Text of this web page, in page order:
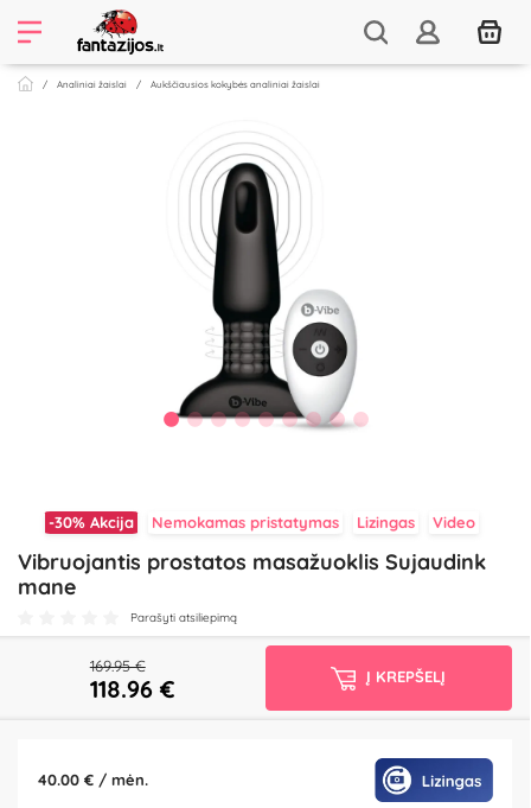
Analiniai žaislai Aukščiausios kokybės analiniai žaislai
-30% Akcija Nemokamas pristatymas Lizingas Video
Vibruojantis prostatos masažuoklis Sujaudink
mane
Parašyti atsiliepimą
169.95 €
118.96€
40.00 € / mėn.
Į KREPŠELĮ